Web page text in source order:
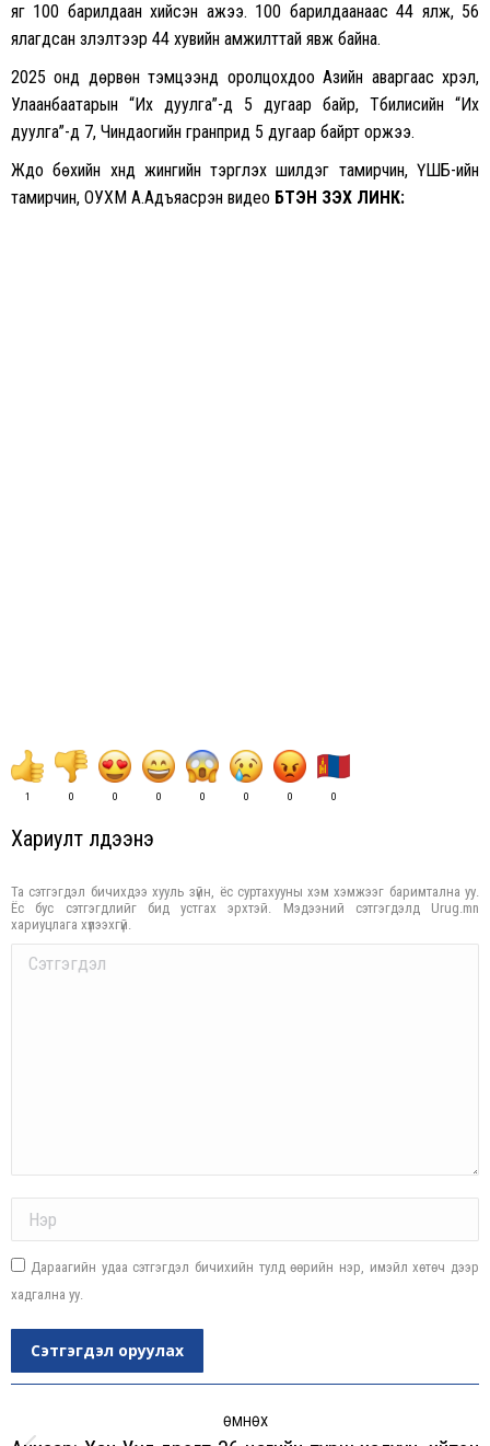
яг 100 барилдаан хийсэн ажээ. 100 барилдаанаас 44 ялж, 56
ялагдсан үзүүлэлтээр 44 хувийн амжилттай явж байна.
2025 онд дөрвөн тэмцээнд оролцохдоо Азийн аваргаас хүрэл,
Улаанбаатарын “Их дуулга”-д 5 дугаар байр, Тбилисийн “Их
дуулга”-д 7, Чиндаогийн гранприд 5 дугаар байрт оржээ.
Жүдо бөхийн хүнд жингийн тэргүүлэх шилдэг тамирчин, ҮШБ-ийн
тамирчин, ОУХМ А.Адъяасүрэн видео БҮТЭН ҮЗЭХ ЛИНК:
1 0 0 0 0 0 0 0
Хариулт үлдээнэ үү
Та сэтгэгдэл бичихдээ хууль зүйн, ёс суртахууны хэм хэмжээг баримтална уу.
Ёс бус сэтгэгдлийг бид устгах эрхтэй. Мэдээний сэтгэгдэлд Urug.mn
хариуцлага хүлээхгүй.
Comment
Дараагийн удаа сэтгэгдэл бичихийн тулд өөрийн нэр, имэйл хөтөч дээр
хадгална уу.
Сэтгэгдэл оруулах
ӨМНӨХ